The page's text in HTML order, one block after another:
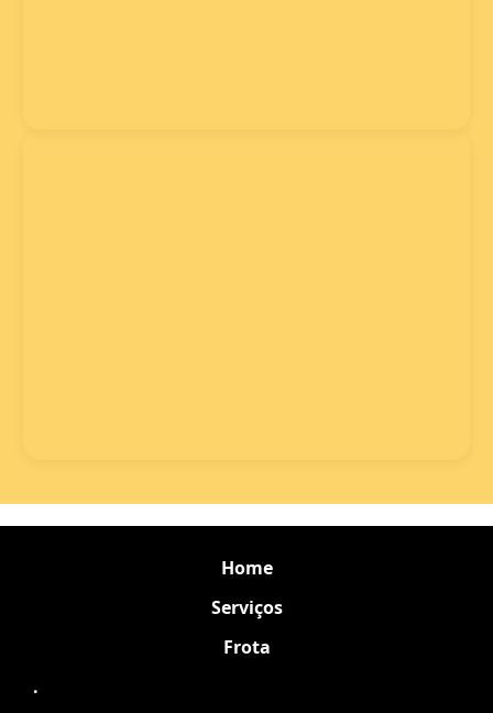
Home
Serviços
Frota
.